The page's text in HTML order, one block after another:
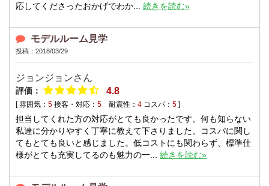
応してくださったおかげでわか... 続きを読む»
モデルルーム見学
投稿：2018/03/29
ジョンジョンさん
評価： 4.8
[ 雰囲気： 5 接客・対応： 5 耐震性： 4 コスパ： 5 ]
担当してくれた方の対応がとても良かったです。何も知らない
私達に分かりやすく丁寧に教えて下さりました。コスパに関し
てもとても良いと感じました。低コストにも関わらず、標準仕
様がとても充実してるのも魅力の一... 続きを読む»